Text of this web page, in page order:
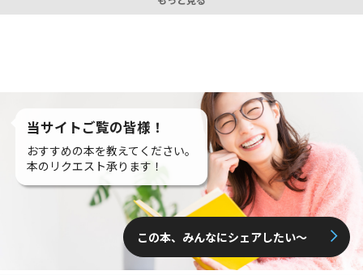
当サイトご覧の皆様！
おすすめの本を教えてください。
本のリクエスト承ります！
この本、みんなにシェアしたい〜